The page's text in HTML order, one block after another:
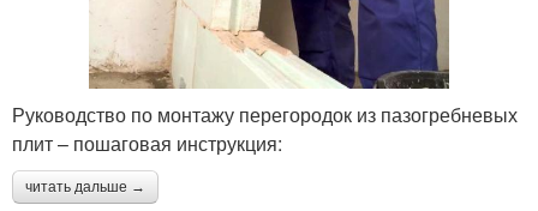
Руководство по монтажу перегородок из пазогребневых
плит – пошаговая инструкция:
читать дальше →